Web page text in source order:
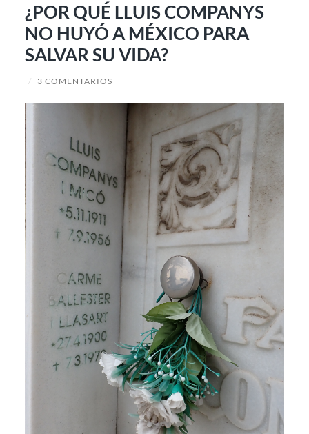
¿POR QUÉ LLUIS COMPANYS
NO HUYÓ A MÉXICO PARA
SALVAR SU VIDA?
/ 3 COMENTARIOS